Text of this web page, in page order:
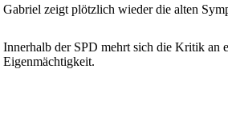
Gabriel zeigt plötzlich wieder die alten
Innerhalb der SPD mehrt sich die Kritik an
Eigenmächtigkeit.